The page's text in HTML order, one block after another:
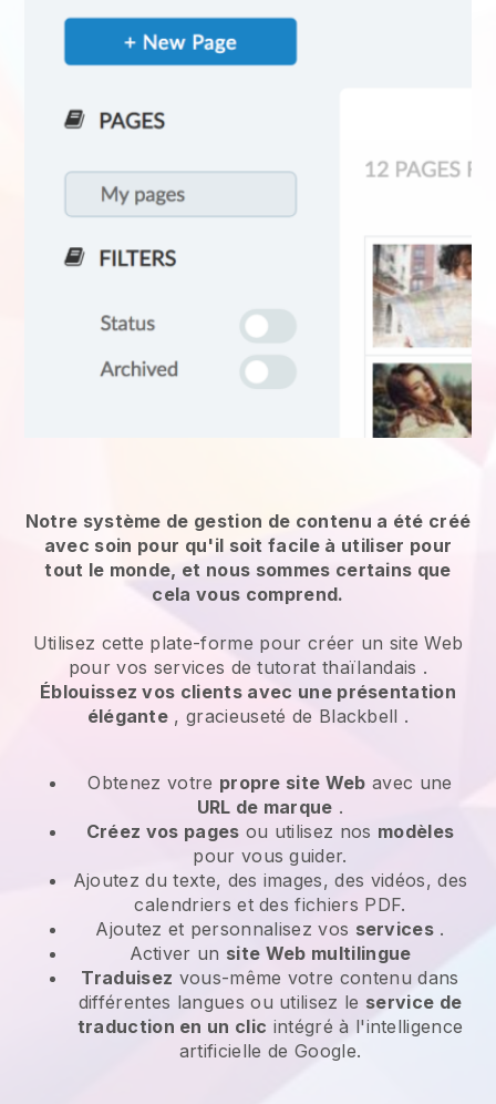
Notre système de gestion de contenu a été créé
avec soin pour qu'il soit facile à utiliser pour
tout le monde, et nous sommes certains que
cela vous comprend.
Utilisez cette plate-forme pour créer un site Web
pour vos services de tutorat thaïlandais .
Éblouissez vos clients avec une présentation
élégante , gracieuseté de Blackbell .
Obtenez votre propre site Web avec une
URL de marque .
Créez vos pages ou utilisez nos modèles
pour vous guider.
Ajoutez du texte, des images, des vidéos, des
calendriers et des fichiers PDF.
Ajoutez et personnalisez vos services .
Activer un site Web multilingue
Traduisez vous-même votre contenu dans
différentes langues ou utilisez le service de
traduction en un clic intégré à l'intelligence
artificielle de Google.